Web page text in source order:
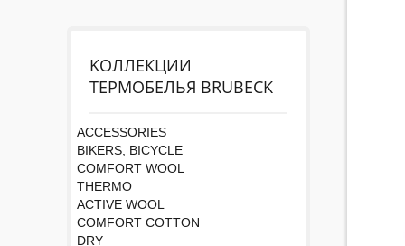
KОЛЛЕКЦИИ
ТЕРМОБЕЛЬЯ BRUBECK
ACCESSORIES
BIKERS, BICYCLE
COMFORT WOOL
THERMO
ACTIVE WOOL
COMFORT COTTON
DRY